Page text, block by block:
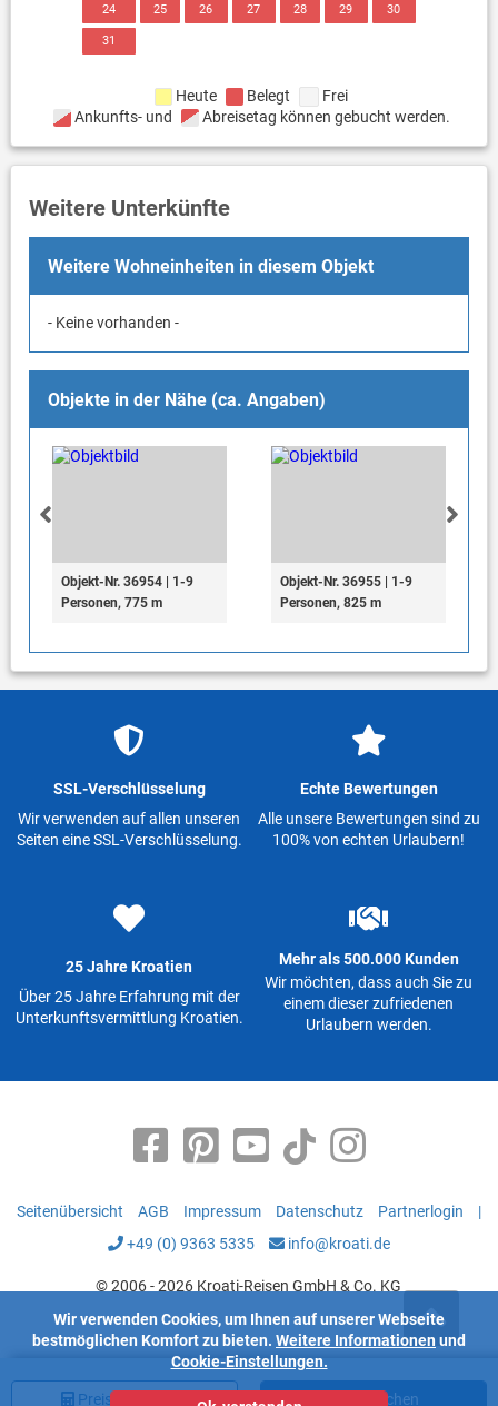
24 25 26 27 28 29 30
31
Heute Belegt
Frei
Ankunfts- und
Abreisetag können gebucht werden.
Weitere Unterkünfte
Weitere Wohneinheiten in diesem Objekt
- Keine vorhanden -
Objekte in der Nähe (ca. Angaben)
Objekt-Nr. 36954 | 1-9
Personen, 775 m
Objekt-Nr. 36955 | 1-9
Personen, 825 m
Preis Jetzt buchen
SSL-Verschlüsselung
Wir verwenden auf allen unseren
Seiten eine SSL-Verschlüsselung.
Echte Bewertungen
Alle unsere Bewertungen sind zu
100% von echten Urlaubern!
25 Jahre Kroatien
Über 25 Jahre Erfahrung mit der
Unterkunftsvermittlung Kroatien.
Mehr als 500.000 Kunden
Wir möchten, dass auch Sie zu
einem dieser zufriedenen
Urlaubern werden.
Seitenübersicht AGB Impressum Datenschutz Partnerlogin
|
+49 (0) 9363 5335
info@kroati.de
© 2006 - 2026 Kroati-Reisen GmbH & Co. KG
Wir verwenden Cookies, um Ihnen auf unserer Webseite
bestmöglichen Komfort zu bieten. Weitere Informationen und
Cookie-Einstellungen.